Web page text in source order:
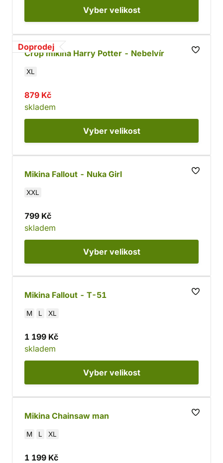
Vyber velikost
Doprodej
Crop mikina Harry Potter - Nebelvír
XL
879 Kč
skladem
Vyber velikost
Mikina Fallout - Nuka Girl
XXL
799 Kč
skladem
Vyber velikost
Mikina Fallout - T-51
M L XL
1 199 Kč
skladem
Vyber velikost
Mikina Chainsaw man
M L XL
1 199 Kč